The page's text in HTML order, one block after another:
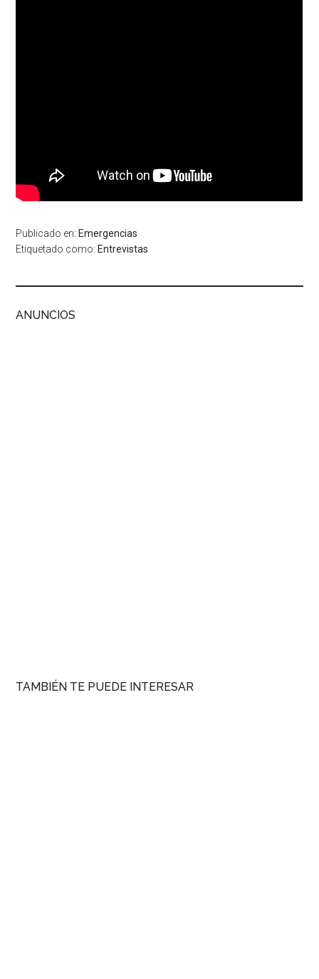
Publicado en: Emergencias
Etiquetado como: Entrevistas
ANUNCIOS
TAMBIÉN TE PUEDE INTERESAR